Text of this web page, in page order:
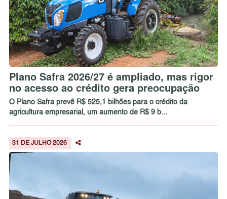
Plano Safra 2026/27 é ampliado, mas rigor
no acesso ao crédito gera preocupação
O Plano Safra prevê R$ 525,1 bilhões para o crédito da
agricultura empresarial, um aumento de R$ 9 b...
31 DE JULHO 2026